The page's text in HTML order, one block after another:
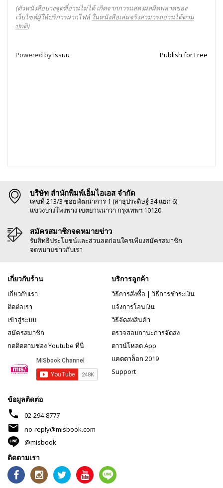
(ตัวหนังสือบางจุดที่อ่านไม่ได้ เกิดจากการแสดงผลผิดพลาดของ
เว็บไซต์ผู้ให้บริการฝากไฟล์ ในหนังสือเล่มจริงสามารถอ่านได้ตาม
ปกติ)
Powered byIssuu Publish for Free
บริษัท สำนักพิมพ์เอ็มไอเอส จำกัด
เลขที่ 213/3 ซอยพัฒนาการ 1 (สาธุประดิษฐ์ 34 แยก 6)
แขวงบางโพงพาง เขตยานนาวา กรุงเทพฯ 10120
สมัครสมาชิกจดหมายข่าว
รับสิทธิประโยชน์และส่วนลดก่อนใครเพียงสมัครสมาชิก
จดหมายข่าวกับเรา
เกี่ยวกับร้าน
เกี่ยวกับเรา
ติดต่อเรา
เข้าสู่ระบบ
สมัครสมาชิก
กดติดตามช่อง Youtube ที่นี่
บริการลูกค้า
วิธีการสั่งซื้อ | วิธีการชำระเงิน
แจ้งการโอนเงิน
วิธีจัดส่งสินค้า
ตรวจสอบถานะการจัดส่ง
ดาวน์โหลด App
แคตตาล็อก 2019
Support
ข้อมูลติดต่อ
phone 02-294-8777
mail
no-reply@misbook.com
@misbook
ติดตามเรา